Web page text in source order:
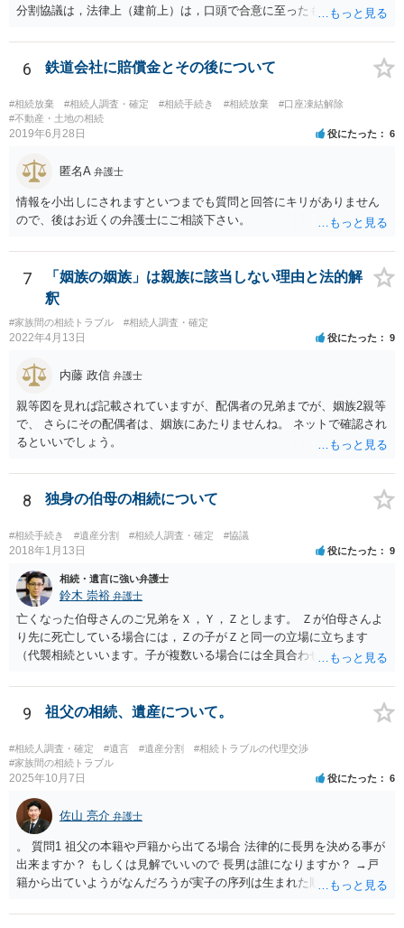
分割協議は，法律上（建前上）は，口頭で合意に至ったものであって
ん。 また，不動産の名義を移転するためには，遺産分割協議書への署
名捺印を得る必要があります。 したがって，残念ながら，「ＡＢＣ間
の遺産分割協議が有効に成立している」という前提に基づく主張は困
難と思われます。 「ＡＢＣ間の遺産分割協議は未了のまま，ＡとＢが
死亡し，二次相続が発生した」という前提に基づいて協議を進める必
要があります。 もちろん，Ｃの立場としては，ＡＢＣ間の遺産分割協
人は応じない姿勢を示していることから，実現は困難だと思います。
しどころ）としては，譲歩することを甘受しなければならないかもし
れません。
6 鉄道会社に賠償金とその後について
#相続放棄 #相続人調査・確定 #相続手続き #相続放棄
#口座凍結解除
#不動産・土地の相続
2019年6月28日 役にたった 6
匿名A 弁護士
情報を小出しにされますといつまでも質問と回答にキリがありません
ので、後はお近くの弁護士にご相談下さい。
7
「姻族の姻族」は親族に該当しない理由と法的解
釈
#家族間の相続トラブル #相続人調査・確定
2022年4月13日 役にたった 9
内藤 政信 弁護士
親等図を見れば記載されていますが、配偶者の兄弟までが、姻族2親等
で、 さらにその配偶者は、姻族にあたりませんね。 ネットで確認され
るといいでしょう。
8 独身の伯母の相続について
#相続手続き #遺産分割 #相続人調査・確定 #協議
2018年1月13日 役にたった 9
相続・遺言に強い弁護士
鈴木 崇裕 弁護士
亡くなった伯母さんのご兄弟をＸ，Ｙ，Ｚとします。 Ｚが伯母さんよ
り先に死亡している場合には，Ｚの子がＺと同一の立場に立ちます
（代襲相続といいます。子が複数いる場合には全員合わせてＺと同一
つの相続分を有していますので， そのことを前提として，遺産分割協
議をすることになります（必ずしも３分の１ずつにしなくても，合意
ができれば構いません。）。 今後の対応としては， ①伯母さんの相続
財産（遺産）の全容を整理する（預貯金，有価証券，不動産等の有無
を調べることになります。） ②相続財産に照らし，相続税の申告の準
備をする（税理士の先生にご相談ください。） ③遺産分割協議をする
（ご本人同士で行っても構いませんし，弁護士に相談することもよろ
しいと思います。） ことになります。
9 祖父の相続、遺産について。
#相続人調査・確定 #遺言 #遺産分割
#相続トラブルの代理交渉
#家族間の相続トラブル
2025年10月7日 役にたった 6
佐山 亮介 弁護士
。 質問1 祖父の本籍や戸籍から出てる場合 法律的に長男を決める事が
出来ますか？ もしくは見解でいいので 長男は誰になりますか？ →戸
籍から出ていようがなんだろうが実子の序列は生まれた順ですから、
書が腹違いの長男に向けてある場合 書かれてる内容が最優先にされる